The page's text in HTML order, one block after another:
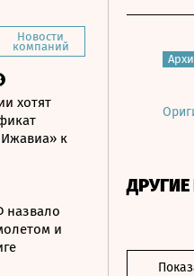
Новости
компаний
хотят
к
назвало
и